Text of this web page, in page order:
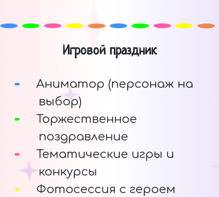
Игровой праздник
Аниматор (персонаж на
выбор)
Торжественное
поздравление
Тематические игры и
конкурсы
Фотосессия с героем